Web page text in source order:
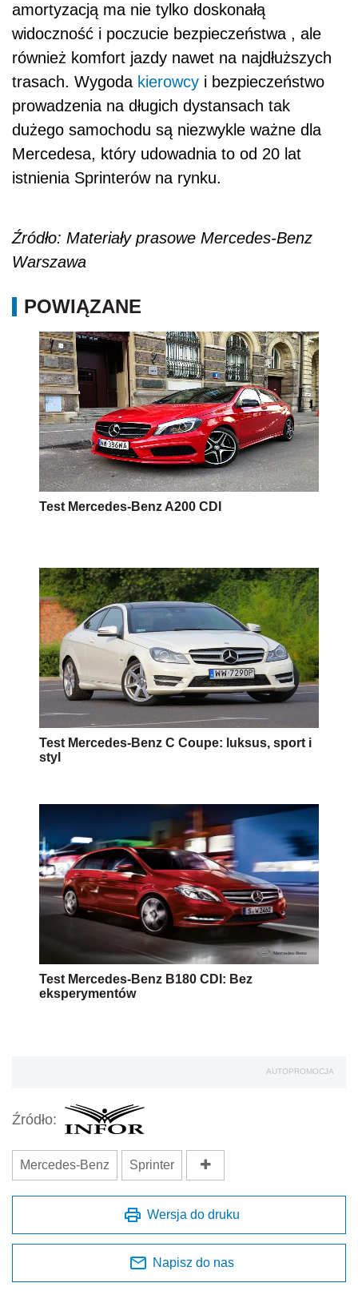
amortyzacją ma nie tylko doskonałą
widoczność i poczucie bezpieczeństwa , ale
również komfort jazdy nawet na najdłuższych
trasach. Wygoda kierowcy i bezpieczeństwo
prowadzenia na długich dystansach tak
dużego samochodu są niezwykle ważne dla
Mercedesa, który udowadnia to od 20 lat
istnienia Sprinterów na rynku.
Źródło: Materiały prasowe Mercedes-Benz
Warszawa
POWIĄZANE
Test Mercedes-Benz A200 CDI
Test Mercedes-Benz C Coupe: luksus, sport i
styl
Test Mercedes-Benz B180 CDI: Bez
eksperymentów
AUTOPROMOCJA
Źródło:
Mercedes-Benz Sprinter
Wersja do druku
Napisz do nas